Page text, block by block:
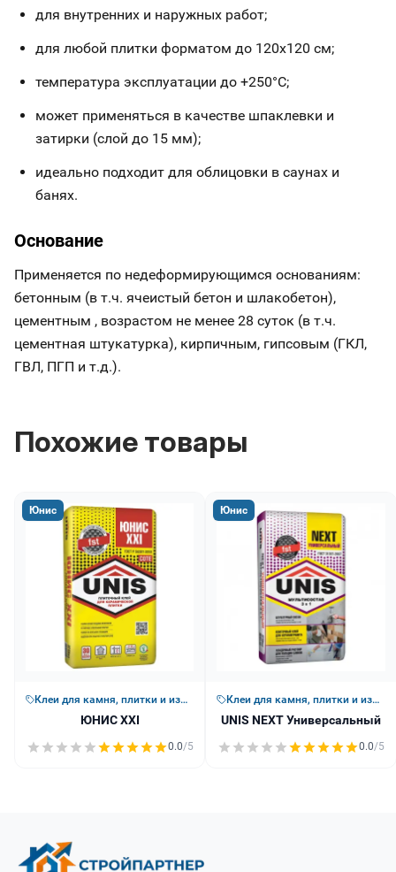
для внутренних и наружных работ;
для любой плитки форматом до 120х120 см;
температура эксплуатации до +250°С;
может применяться в качестве шпаклевки и
затирки (слой до 15 мм);
идеально подходит для облицовки в саунах и
банях.
Основание
Применяется по недеформирующимся основаниям:
бетонным (в т.ч. ячеистый бетон и шлакобетон),
цементным , возрастом не менее 28 суток (в т.ч.
цементная штукатурка), кирпичным, гипсовым (ГКЛ,
ГВЛ, ПГП и т.д.).
Похожие товары
Юнис
Клеи для камня, плитки и изоляции
ЮНИС XXI
0.0/5
Юнис
Клеи для камня, плитки и изоляции
UNIS NEXT Универсальный
0.0/5